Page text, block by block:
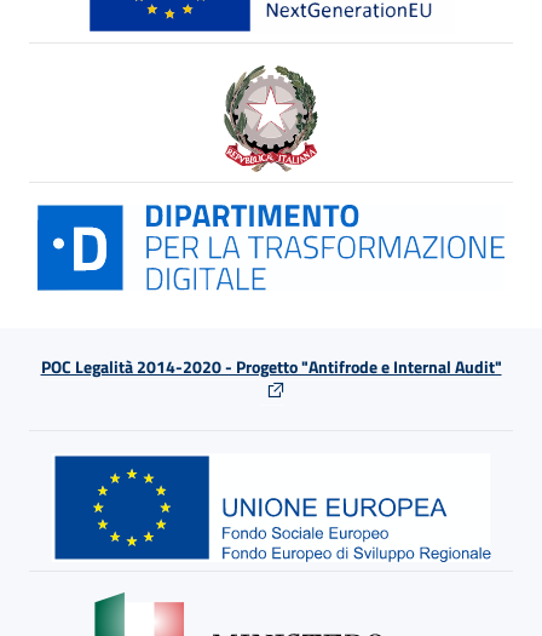
POC Legalità 2014-2020 - Progetto "Antifrode e Internal Audit"